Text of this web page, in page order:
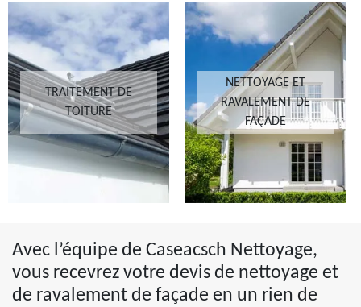
TRAITEMENT DE
TOITURE
NETTOYAGE ET
RAVALEMENT DE
FAÇADE
Avec l’équipe de Caseacsch Nettoyage,
vous recevrez votre devis de nettoyage et
de ravalement de façade en un rien de